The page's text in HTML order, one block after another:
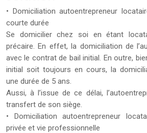
• Domiciliation autoentrepreneur
courte durée
Se domicilier chez soi en étant
précaire. En effet, la domiciliation de
avec le contrat de bail initial. En outre,
initial soit toujours en cours, la
une durée de 5 ans.
Aussi, à l’issue de ce délai,
transfert de son siège.
• Domiciliation autoentrepreneur
privée et vie professionnelle